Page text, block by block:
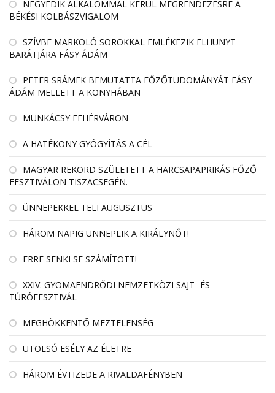
NEGYEDIK ALKALOMMAL KERÜL MEGRENDEZÉSRE A
BÉKÉSI KOLBÁSZVIGALOM
SZÍVBE MARKOLÓ SOROKKAL EMLÉKEZIK ELHUNYT
BARÁTJÁRA FÁSY ÁDÁM
PETER SRÁMEK BEMUTATTA FŐZŐTUDOMÁNYÁT FÁSY
ÁDÁM MELLETT A KONYHÁBAN
MUNKÁCSY FEHÉRVÁRON
A HATÉKONY GYÓGYÍTÁS A CÉL
MAGYAR REKORD SZÜLETETT A HARCSAPAPRIKÁS FŐZŐ
FESZTIVÁLON TISZACSEGÉN.
ÜNNEPEKKEL TELI AUGUSZTUS
HÁROM NAPIG ÜNNEPLIK A KIRÁLYNŐT!
ERRE SENKI SE SZÁMÍTOTT!
XXIV. GYOMAENDRŐDI NEMZETKÖZI SAJT- ÉS
TÚRÓFESZTIVÁL
MEGHÖKKENTŐ MEZTELENSÉG
UTOLSÓ ESÉLY AZ ÉLETRE
HÁROM ÉVTIZEDE A RIVALDAFÉNYBEN